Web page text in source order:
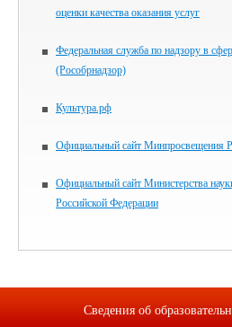
оценки качества оказания услуг
Федеральная служба по надзору в
(Рособрнадзор)
Культура.рф
Официальный сайт Минпросвещения
Официальный сайт Министерства
Российской Федерации
Сведения об